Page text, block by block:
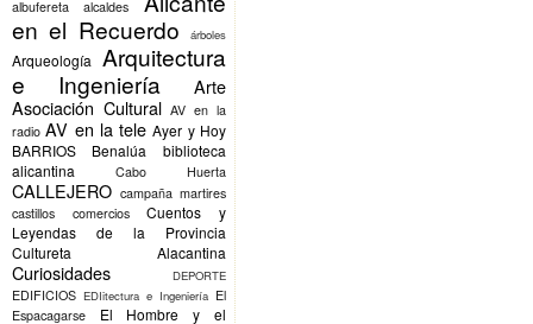
albufereta alcaldes
en el Recuerdo
árboles
Arqueología Arquitectura
e Ingeniería
Arte
Asociación Cultural AV en la
radio AV en la tele Ayer y Hoy
BARRIOS
Benalúa
biblioteca
alicantina
Cabo Huerta
CALLEJERO campaña martires
castillos
comercios
Cuentos y
Leyendas de la Provincia
Cultureta Alacantina
Curiosidades DEPORTE
EDIFICIOS EDIitectura e Ingeniería El
Espacagarse
El Hombre y el